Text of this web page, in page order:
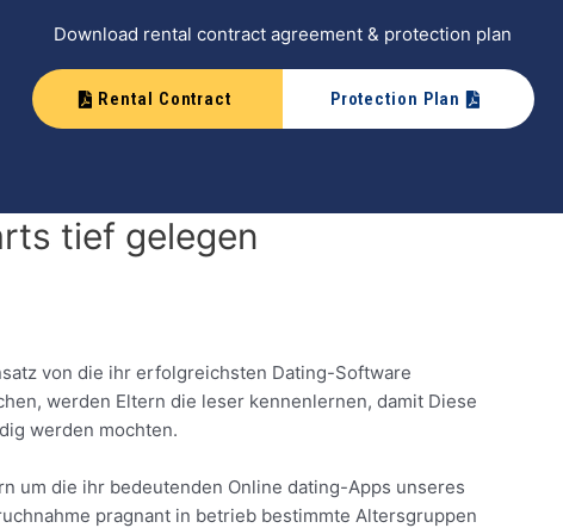
Download rental contract agreement & protection plan
Rental Contract Protection Plan
tief gelegen
von die ihr erfolgreichsten Dating-Software
werden Eltern die leser kennenlernen, damit Diese
werden mochten.
um die ihr bedeutenden Online dating-Apps unseres
pragnant in betrieb bestimmte Altersgruppen